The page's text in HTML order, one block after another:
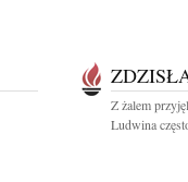
Z żalem
Ludwina